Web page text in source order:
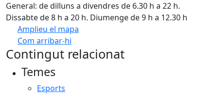
General: de dilluns a divendres de 6.30 h a 22 h.
Dissabte de 8 h a 20 h. Diumenge de 9 h a 12.30 h
Amplieu el mapa
Com arribar-hi
+
Contingut relacionat
Temes
Esports